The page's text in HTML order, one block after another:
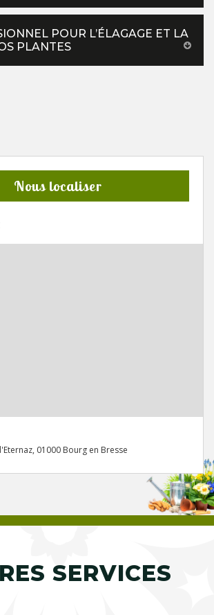
POUR L’ÉLAGAGE ET LA
PLANTES
Nous localiser
01000 Bourg en Bresse
SERVICES